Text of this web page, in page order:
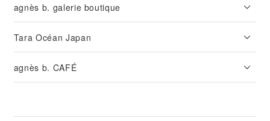
agnès b. galerie boutique
Tara Océan Japan
agnès b. CAFÉ